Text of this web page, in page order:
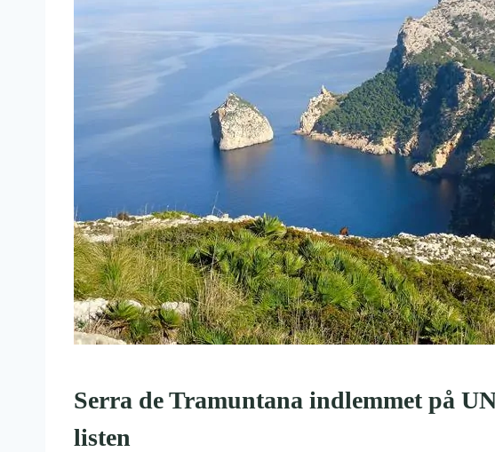
Serra de Tramuntana indlemmet på
listen